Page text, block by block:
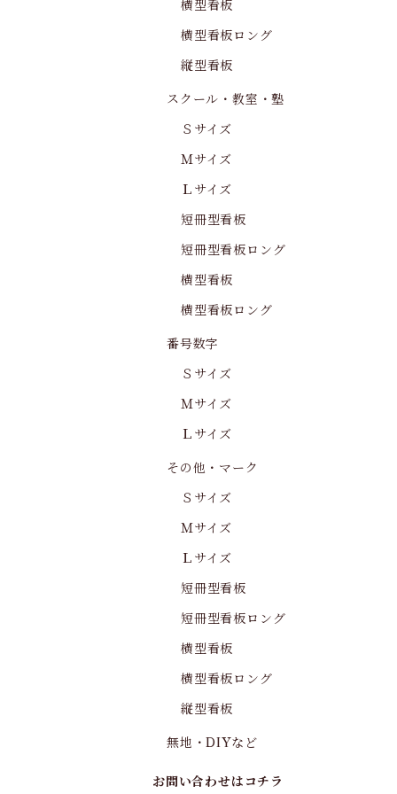
横型看板
横型看板ロング
縦型看板
スクール・教室・塾
Ｓサイズ
Ｍサイズ
Ｌサイズ
短冊型看板
短冊型看板ロング
横型看板
横型看板ロング
番号数字
Ｓサイズ
Ｍサイズ
Ｌサイズ
その他・マーク
Ｓサイズ
Ｍサイズ
Ｌサイズ
短冊型看板
短冊型看板ロング
横型看板
横型看板ロング
縦型看板
無地・DIYなど
お問い合わせはコチラ